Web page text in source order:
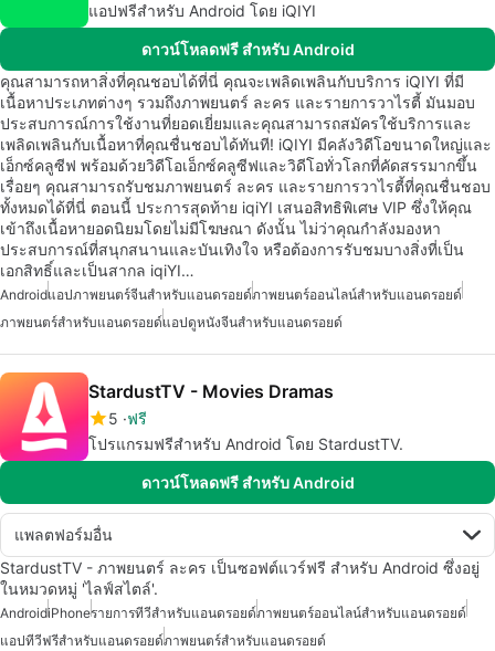
แอปฟรีสำหรับ Android โดย iQIYI
ดาวน์โหลดฟรี สำหรับ Android
คุณสามารถหาสิ่งที่คุณชอบได้ที่นี่ คุณจะเพลิดเพลินกับบริการ iQIYI ที่มี
เนื้อหาประเภทต่างๆ รวมถึงภาพยนตร์ ละคร และรายการวาไรตี้ มันมอบ
ประสบการณ์การใช้งานที่ยอดเยี่ยมและคุณสามารถสมัครใช้บริการและ
เพลิดเพลินกับเนื้อหาที่คุณชื่นชอบได้ทันที! iQIYI มีคลังวิดีโอขนาดใหญ่และ
เอ็กซ์คลูซีฟ พร้อมด้วยวิดีโอเอ็กซ์คลูซีฟและวิดีโอทั่วโลกที่คัดสรรมากขึ้น
เรื่อยๆ คุณสามารถรับชมภาพยนตร์ ละคร และรายการวาไรตี้ที่คุณชื่นชอบ
ทั้งหมดได้ที่นี่ ตอนนี้ ประการสุดท้าย iqiYI เสนอสิทธิพิเศษ VIP ซึ่งให้คุณ
เข้าถึงเนื้อหายอดนิยมโดยไม่มีโฆษณา ดังนั้น ไม่ว่าคุณกำลังมองหา
ประสบการณ์ที่สนุกสนานและบันเทิงใจ หรือต้องการรับชมบางสิ่งที่เป็น
เอกสิทธิ์และเป็นสากล iqiYI…
Androidแอปภาพยนตร์จีนสำหรับแอนดรอยด์ภาพยนตร์ออนไลน์สำหรับแอนดรอยด์
ภาพยนตร์สำหรับแอนดรอยด์แอปดูหนังจีนสำหรับแอนดรอยด์
StardustTV - Movies Dramas
5 ฟรี
โปรแกรมฟรีสำหรับ Android โดย StardustTV.
ดาวน์โหลดฟรี สำหรับ Android
แพลตฟอร์มอื่น
StardustTV - ภาพยนตร์ ละคร เป็นซอฟต์แวร์ฟรี สำหรับ Android ซึ่งอยู่
ในหมวดหมู่ 'ไลฟ์สไตล์'.
AndroidiPhoneรายการทีวีสำหรับแอนดรอยด์ภาพยนตร์ออนไลน์สำหรับแอนดรอยด์
แอปทีวีฟรีสำหรับแอนดรอยด์ภาพยนตร์สำหรับแอนดรอยด์